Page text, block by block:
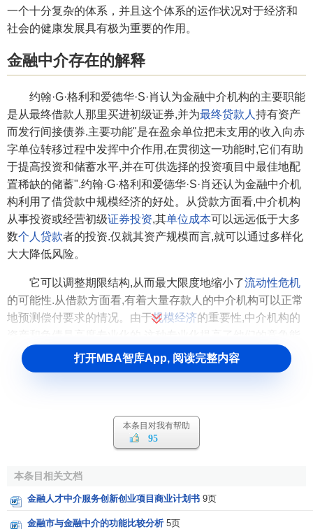
一个十分复杂的体系，并且这个体系的运作状况对于经济和
社会的健康发展具有极为重要的作用。
金融中介存在的解释
约翰·G·格利和爱德华·S·肖认为金融中介机构的主要职能
是从最终借款人那里买进初级证券,并为最终贷款人 持有资产
而发行间接债券.主要功能"是在盈余单位把未支用的收入向赤
字单位转移过程中发挥中介作用,在贯彻这一功能时,它们有助
于提高投资和储蓄水平,并在可供选择的投资项目中最佳地配
置稀缺的储蓄".约翰·G·格利和爱德华·S·肖还认为金融中介机
构利用了借贷款中规模经济的好处。从贷款方面看,中介机构
从事投资或经营初级证券投资,其单位成本可以远远低于大多
数个人贷款者的投资.仅就其资产规模而言,就可以通过多样化
大大降低风险。
它可以调整期限结构,从而最大限度地缩小了流动性危机
的可能性.从借款方面看,有着大量存款人的中介机构可以正常
地预测偿付要求的情况。由于规模经济的重要性,中介机构的
力,有助于增加他们生存的机会.
信息经济学和交易成本理论
认为是不确定性及交易成本的存在导致金融中介机构的出现,
认为金融中介产生的原因是两类不对称信息
的结果。
第一类信息不对称是相对于其他投资者来说,企业家对他
们的投资具有信息优势.其他投资者为获取信息,需要耗费一定
打开MBA智库App, 阅读完整内容
本条目对我有帮助
95
本条目相关文档
金融人才中介服务创新创业项目商业计划书 9页
金融市与金融中介的功能比较分析 5页